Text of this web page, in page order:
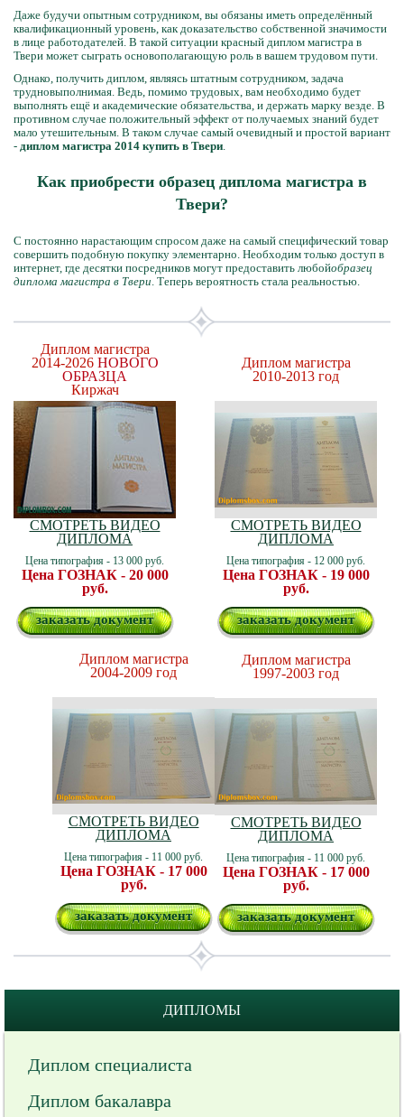
Даже будучи опытным сотрудником, вы обязаны иметь определённый
квалификационный уровень, как доказательство собственной значимости
в лице работодателей. В такой ситуации красный диплом магистра в
Твери может сыграть основополагающую роль в вашем трудовом пути.
Однако, получить диплом, являясь штатным сотрудником, задача
трудновыполнимая. Ведь, помимо трудовых, вам необходимо будет
выполнять ещё и академические обязательства, и держать марку везде. В
противном случае положительный эффект от получаемых знаний будет
мало утешительным. В таком случае самый очевидный и простой вариант
- диплом магистра 2014 купить в Твери.
Как приобрести образец диплома магистра в
Твери?
С постоянно нарастающим спросом даже на самый специфический товар
совершить подобную покупку элементарно. Необходим только доступ в
интернет, где десятки посредников могут предоставить любойобразец
диплома магистра в Твери. Теперь вероятность стала реальностью.
Диплом магистра
2014-2026 НОВОГО
ОБРАЗЦА
Киржач
СМОТРЕТЬ ВИДЕО
ДИПЛОМА
Цена типография - 13 000 руб.
Цена ГОЗНАК - 20 000
руб.
заказать документ
Диплом магистра
2010-2013 год
СМОТРЕТЬ ВИДЕО
ДИПЛОМА
Цена типография - 12 000 руб.
Цена ГОЗНАК - 19 000
руб.
заказать документ
Диплом магистра
2004-2009 год
СМОТРЕТЬ ВИДЕО
ДИПЛОМА
Цена типография - 11 000 руб.
Цена ГОЗНАК - 17 000
руб.
заказать документ
Диплом магистра
1997-2003 год
СМОТРЕТЬ ВИДЕО
ДИПЛОМА
Цена типография - 11 000 руб.
Цена ГОЗНАК - 17 000
руб.
заказать документ
ДИПЛОМЫ
Диплом специалиста
Диплом бакалавра